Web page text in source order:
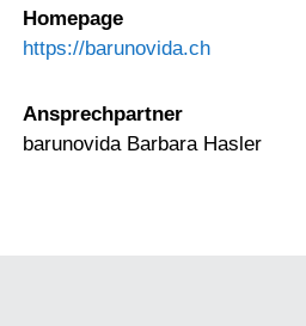
Homepage
https://barunovida.ch
Ansprechpartner
barunovida Barbara Hasler